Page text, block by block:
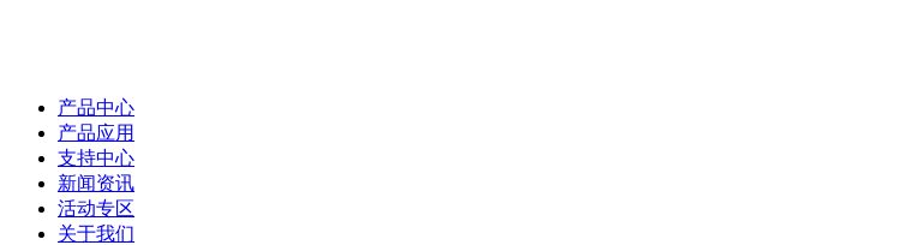
产品中心
产品应用
支持中心
新闻资讯
活动专区
关于我们